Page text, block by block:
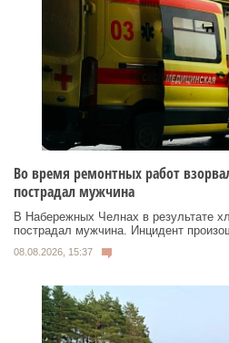
Во время ремонтных работ
пострадал мужчина
В Набережных Челнах в результате
пострадал мужчина. Инцидент
08.08.2026, 15:37